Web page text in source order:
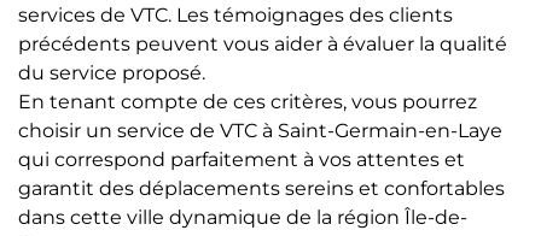
services de VTC. Les témoignages des clients
précédents peuvent vous aider à évaluer la qualité
du service proposé.
En tenant compte de ces critères, vous pourrez
choisir un service de VTC à Saint-Germain-en-Laye
qui correspond parfaitement à vos attentes et
garantit des déplacements sereins et confortables
dans cette ville dynamique de la région Île-de-